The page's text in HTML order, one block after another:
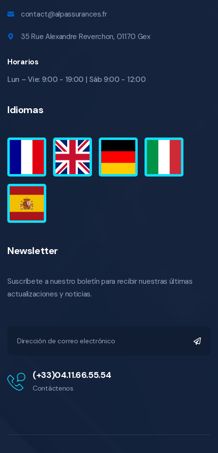
contact@alpassurances.fr
35 Rue Alexandre Reverchon, 01170 Gex
Horarios
Lun – Vie: 9:00 - 19:00 | Sáb 9:00 - 12:00
Idiomas
Newsletter
Suscríbete a nuestro boletín para recibir nuestras últimas
actualizaciones y noticias.
(+33)04.11.66.55.54
Contáctenos